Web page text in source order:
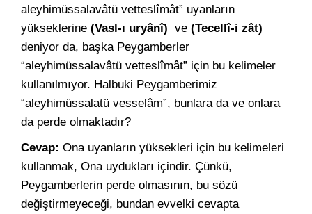
aleyhimüssalavâtü vetteslîmât” uyanların
yükseklerine (Vasl-ı uryânî) ve (Tecellî-i zât)
deniyor da, başka Peygamberler
“aleyhimüssalavâtü vetteslîmât” için bu kelimeler
kullanılmıyor. Halbuki Peygamberimiz
“aleyhimüssalatü vesselâm”, bunlara da ve onlara
da perde olmaktadır?
Cevap: Ona uyanların yüksekleri için bu kelimeleri
kullanmak, Ona uydukları içindir. Çünkü,
Peygamberlerin perde olmasının, bu sözü
değiştirmeyeceği, bundan evvelki cevapta